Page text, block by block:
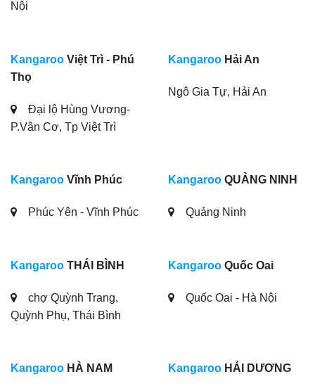
Nội
Kangaroo Việt Trì - Phú
Thọ
Đại lộ Hùng Vương-
P.Vân Cơ, Tp Việt Trì
Kangaroo Hải An
Ngô Gia Tự, Hải An
Kangaroo Vĩnh Phúc
Phúc Yên - Vĩnh Phúc
Kangaroo QUẢNG NINH
Quảng Ninh
Kangaroo THÁI BÌNH
chợ Quỳnh Trang,
Quỳnh Phụ, Thái Bình
Kangaroo Quốc Oai
Quốc Oai - Hà Nội
Kangaroo HÀ NAM Kangaroo HẢI DƯƠNG